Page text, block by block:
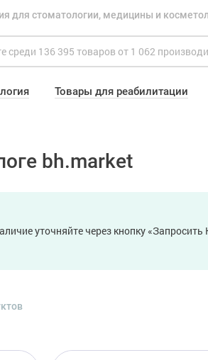
для стоматологии, медицины и
Товары для реабилитации
bh.market
уточняйте через кнопку